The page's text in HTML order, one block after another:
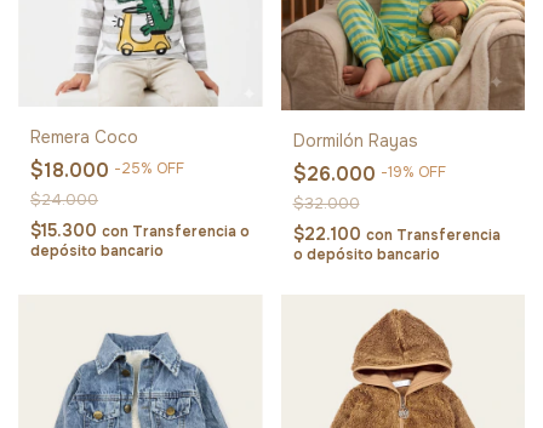
Remera Coco
$18.000 -25% OFF
$24.000
$15.300 con Transferencia o
depósito bancario
Dormilón Rayas
$26.000 -19% OFF
$32.000
$22.100 con Transferencia
o depósito bancario